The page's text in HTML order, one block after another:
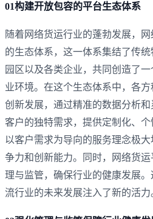
01构建开放包容的平台生态体系
随着网络货运行业的蓬勃发展，
的生态体系，‌这一体系集结了传
园区以及各类企业，‌共同创造了
业环境。‌‌在这个生态体系中，‌各
创新发展，‌通过精准的数据分析
客户的独特需求，‌提供定制化、‌
以客户需求为导向的服务理念极
争力和创新能力。‌同时，‌网络货
理与监管，‌确保行业的健康发展
流行业的未来发展注入了新的活力